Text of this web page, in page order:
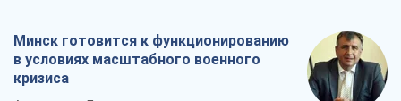
Минск готовится к функционированию
в условиях масштабного военного
кризиса